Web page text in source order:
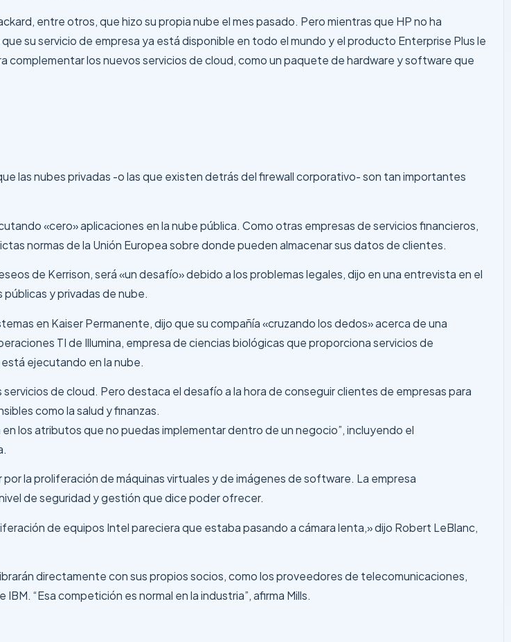
entre otros, que hizo su propia nube el mes pasado. Pero mientras que HP no ha
su servicio de empresa ya está disponible en todo el mundo y el producto Enterprise Plus le
los nuevos servicios de cloud, como un paquete de hardware y software que
las nubes privadas -o las que existen detrás del firewall corporativo- son tan importantes
«cero» aplicaciones en la nube pública. Como otras empresas de servicios financieros,
normas de la Unión Europea sobre donde pueden almacenar sus datos de clientes.
de Kerrison, será «un desafío» debido a los problemas legales, dijo en una entrevista en el
y privadas de nube.
en Kaiser Permanente, dijo que su compañía «cruzando los dedos» acerca de una
TI de Illumina, empresa de ciencias biológicas que proporciona servicios de
ejecutando en la nube.
de cloud. Pero destaca el desafío a la hora de conseguir clientes de empresas para
como la salud y finanzas.
los atributos que no puedas implementar dentro de un negocio”, incluyendo el
la proliferación de máquinas virtuales y de imágenes de software. La empresa
de seguridad y gestión que dice poder ofrecer.
de equipos Intel pareciera que estaba pasando a cámara lenta,» dijo Robert LeBlanc,
directamente con sus propios socios, como los proveedores de telecomunicaciones,
“Esa competición es normal en la industria”, afirma Mills.